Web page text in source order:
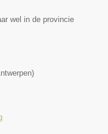
wel in de provincie
)